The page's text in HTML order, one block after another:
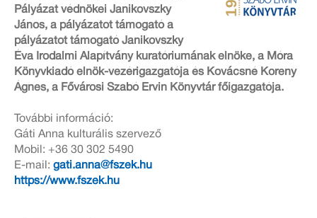
Pályázat védnökei Janikovszky
János, a pályázatot támogató a
pályázatot támogató Janikovszky
Éva Irodalmi Alapítvány kuratóriumának elnöke, a Móra
Könyvkiadó elnök-vezérigazgatója és Kovácsné Koreny
Ágnes, a Fővárosi Szabó Ervin Könyvtár főigazgatója.
További információ:
Gáti Anna kulturális szervező
Mobil: +36 30 302 5490
E-mail: gati.anna@fszek.hu
https://www.fszek.hu